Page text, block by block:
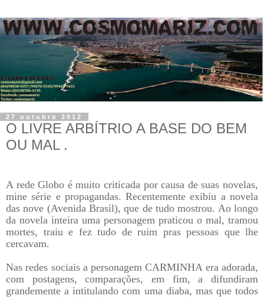
27 outubro 2012
O LIVRE ARBÍTRIO A BASE DO BEM
OU MAL .
A rede Globo é muito criticada por causa de suas novelas,
mine série e propagandas. Recentemente exibiu a novela
das nove (Avenida Brasil), que de tudo mostrou. Ao longo
da novela inteira uma personagem praticou o mal, tramou
mortes, traiu e fez tudo de ruim pras pessoas que lhe
cercavam.
Nas redes sociais a personagem CARMINHA era adorada,
com postagens, comparações, em fim, a difundiram
grandemente a intitulando com uma diaba, mas que todos